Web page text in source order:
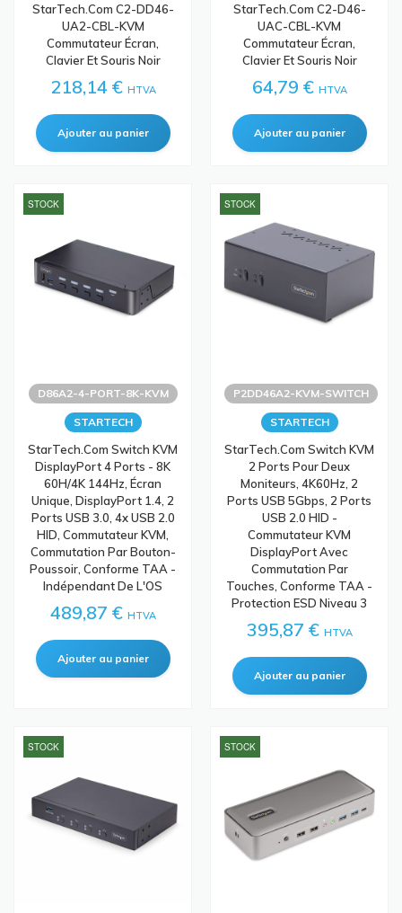
StarTech.com C2-DD46-
UA2-CBL-KVM
Commutateur Écran,
Clavier Et Souris Noir
218,14 € HTVA
StarTech.com C2-D46-
UAC-CBL-KVM
Commutateur Écran,
Clavier Et Souris Noir
64,79 € HTVA
STOCK
D86A2-4-PORT-8K-KVM
STARTECH
StarTech.com Switch KVM
DisplayPort 4 Ports - 8K
60H/4K 144Hz, Écran
Unique, DisplayPort 1.4, 2
Ports USB 3.0, 4x USB 2.0
HID, Commutateur KVM,
Commutation Par Bouton-
Poussoir, Conforme TAA -
Indépendant De L'OS
489,87 € HTVA
STOCK
P2DD46A2-KVM-SWITCH
STARTECH
StarTech.com Switch KVM
2 Ports Pour Deux
Moniteurs, 4K60Hz, 2
Ports USB 5Gbps, 2 Ports
USB 2.0 HID -
Commutateur KVM
DisplayPort Avec
Commutation Par
Touches, Conforme TAA -
Protection ESD Niveau 3
395,87 € HTVA
STOCK STOCK